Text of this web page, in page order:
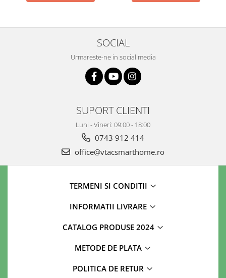
SOCIAL
Urmareste-ne in social media
SUPORT CLIENTI
Luni - Vineri: 09:00 - 18:00
0743 912 414
office@vtacsmarthome.ro
TERMENI SI CONDITII
INFORMATII LIVRARE
CATALOG PRODUSE 2024
METODE DE PLATA
POLITICA DE RETUR